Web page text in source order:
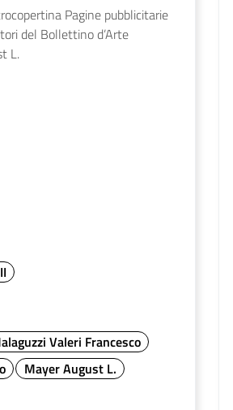
Pagine pubblicitarie
del Bollettino d’Arte
L.
Valeri Francesco
Mayer August L.